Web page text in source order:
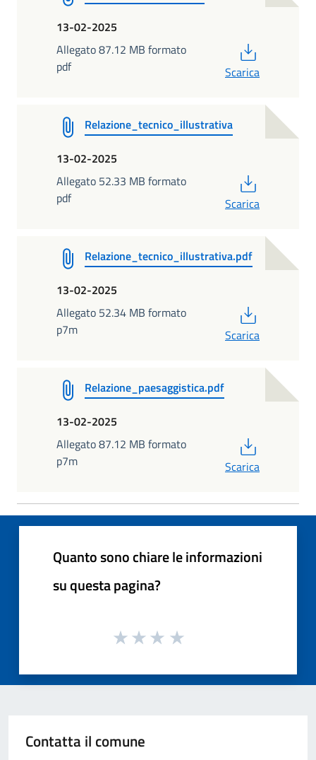
13-02-2025
Allegato 87.12 MB formato
pdf
Scarica
Relazione_tecnico_illustrativa
13-02-2025
Allegato 52.33 MB formato
pdf
Scarica
Relazione_tecnico_illustrativa.pdf
13-02-2025
Allegato 52.34 MB formato
p7m
Scarica
Relazione_paesaggistica.pdf
13-02-2025
Allegato 87.12 MB formato
p7m
Scarica
Quanto sono chiare le informazioni
su questa pagina?
Contatta il comune